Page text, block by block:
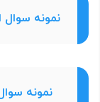
نمونه
نمونه